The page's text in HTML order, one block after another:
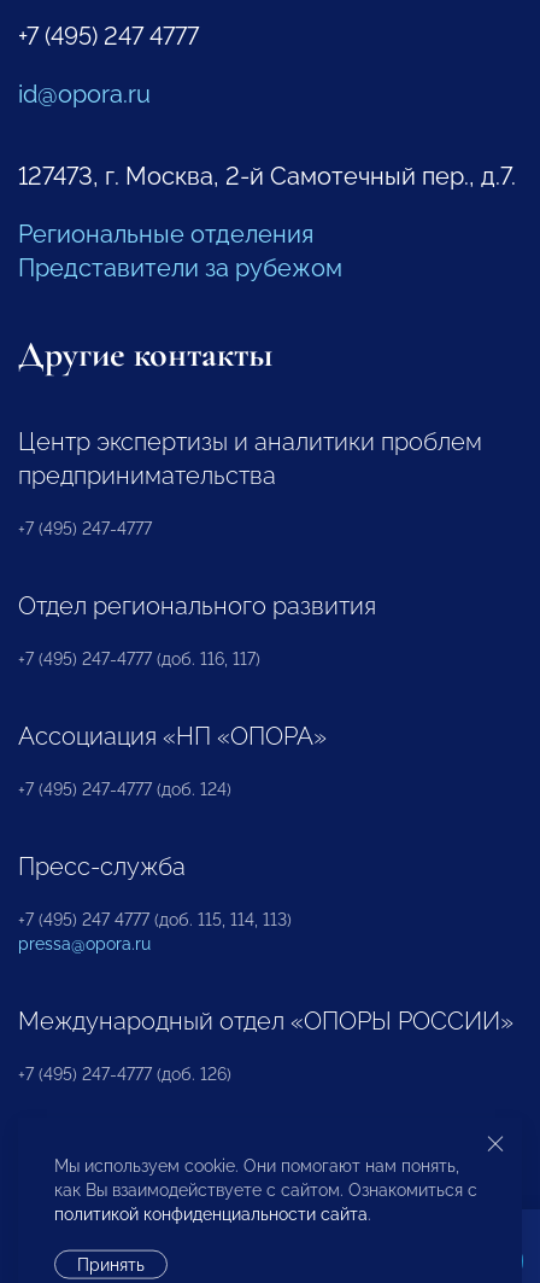
+7 (495) 247 4777
id@opora.ru
127473, г. Москва, 2-й Самотечный пер., д.7.
Региональные отделения
Представители за рубежом
Другие контакты
Центр экспертизы и аналитики проблем
предпринимательства
+7 (495) 247-4777
Отдел регионального развития
+7 (495) 247-4777 (доб. 116, 117)
Ассоциация «НП «ОПОРА»
+7 (495) 247-4777 (доб. 124)
Пресс-служба
+7 (495) 247 4777 (доб. 115, 114, 113)
pressa@opora.ru
Международный отдел «ОПОРЫ РОССИИ»
+7 (495) 247-4777 (доб. 126)
Бюро по защите прав предпринимателей и
инвесторов
Мы используем cookie. Они помогают нам понять,
как Вы взаимодействуете с сайтом. Ознакомиться с
политикой конфиденциальности сайта.
Принять